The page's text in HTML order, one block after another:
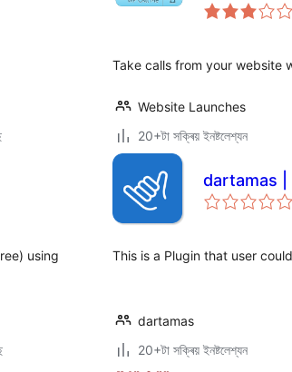
Take calls from your website
Website Launches
20+টা সক্ৰিয় ইনষ্টলেশ্যন
using
This is a Plugin that user
dartamas
20+টা সক্ৰিয় ইনষ্টলেশ্যন